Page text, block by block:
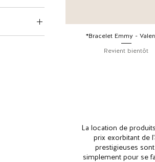
*Bracelet Emmy -
Revient bientôt
La location de
prix exorbitant de
prestigieuses
simplement pour se